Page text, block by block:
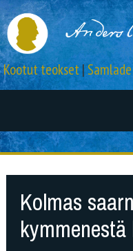
Kootut teokset|
Kolmas